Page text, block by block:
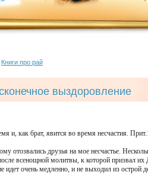
Книги про рай
выздоровление
и, как брат, явится во время несчастия.
отозвались друзья на мое несчастье.
всенощной молитвы, к которой призвал
идет очень медленно, и не выходил из острой